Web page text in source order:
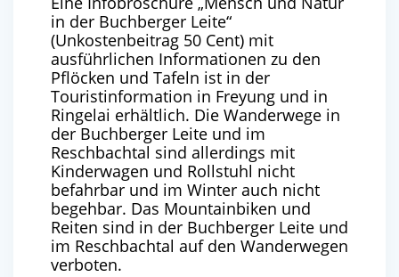
in der Buchberger Leite“
(Unkostenbeitrag 50 Cent) mit
ausführlichen Informationen zu den
Pflöcken und Tafeln ist in der
Touristinformation in Freyung und in
Ringelai erhältlich. Die Wanderwege in
der Buchberger Leite und im
Reschbachtal sind allerdings mit
Kinderwagen und Rollstuhl nicht
befahrbar und im Winter auch nicht
begehbar. Das Mountainbiken und
Reiten sind in der Buchberger Leite und
im Reschbachtal auf den Wanderwegen
verboten.